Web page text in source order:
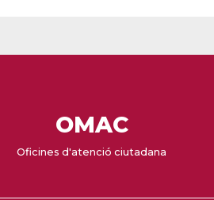
OMAC
Oficines d'atenció ciutadana